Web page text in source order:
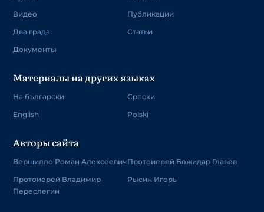
Видео
Два града
Документы
Публикации
Статьи
Материалы на других языках
На български
English
Српски
Polski
Авторы сайта
Вершилло Роман Алексеевич
Протоиерей Владимир
Переслегин
Протоиерей Божидар Главев
Рысин Игорь